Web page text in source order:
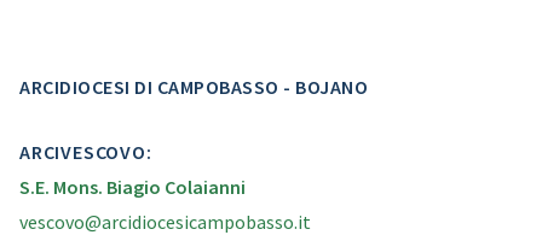
ARCIDIOCESI DI CAMPOBASSO - BOJANO
ARCIVESCOVO:
S.E. Mons. Biagio Colaianni
vescovo@arcidiocesicampobasso.it